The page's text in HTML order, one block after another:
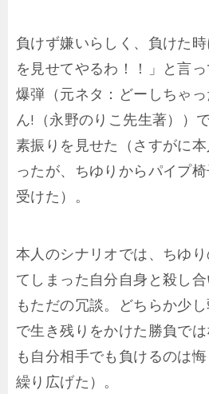
負けず嫌いらしく、負けた
を見せてやるわ！！」と言
爆弾（元ネタ：どーしちゃ
ん!（永野のりこ先生著））
素振りを見せた（さすがに
ったが、ちゆりからパイプ
受けた）。
本人のシナリオでは、ちゆ
てしまった自分自身と殺し
もただの冗談。どちらか少
で生き残りをかけた勝負で
も自分相手でも負けるのは
繰り広げた）。